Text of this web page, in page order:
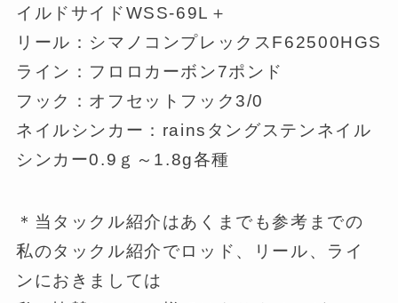
イルドサイドWSS-69L＋
リール：シマノコンプレックスF62500HGS
ライン：フロロカーボン7ポンド
フック：オフセットフック3/0
ネイルシンカー：rainsタングステンネイル
シンカー0.9ｇ～1.8g各種
＊当タックル紹介はあくまでも参考までの
私のタックル紹介でロッド、リール、ライ
ンにおきましては